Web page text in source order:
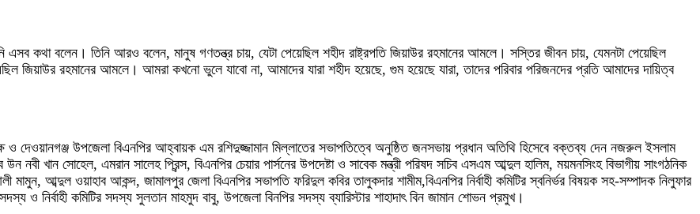
কথা বলেন। তিনি আরও বলেন, মানুষ গণতন্ত্র চায়, যেটা পেয়েছিল শহীদ রাষ্ট্রপতি জিয়াউর রহমানের আমলে। সস্তির জীবন চায়, যেমনটা পেয়েছিল
জিয়াউর রহমানের আমলে। আমরা কখনো ভুলে যাবো না, আমাদের যারা শহীদ হয়েছে, গুম হয়েছে যারা, তাদের পরিবার পরিজনদের প্রতি আমাদের দায়িত্ব
ও দেওয়ানগঞ্জ উপজেলা বিএনপির আহ্বায়ক এম রশিদুজ্জামান মিল্লাতের সভাপতিত্বে অনুষ্ঠিত জনসভায় প্রধান অতিথি হিসেবে বক্তব্য দেন নজরুল ইসলাম
নবী খান সোহেল, এমরান সালেহ প্রিন্স, বিএনপির চেয়ার পার্সনের উপদেষ্টা ও সাবেক মন্ত্রী পরিষদ সচিব এসএম আব্দুল হালিম, ময়মনসিংহ বিভাগীয় সাংগঠনিক
আব্দুল ওয়াহাব আকন্দ, জামালপুর জেলা বিএনপির সভাপতি ফরিদুল কবির তালুকদার শামীম,বিএনপির নির্বাহী কমিটির স্বনির্ভর বিষয়ক সহ-সম্পাদক নিলুফার
ও নির্বাহী কমিটির সদস্য সুলতান মাহমুদ বাবু, উপজেলা বিনপির সদস্য ব্যারিস্টার শাহাদাৎ বিন জামান শোভন প্রমুখ।